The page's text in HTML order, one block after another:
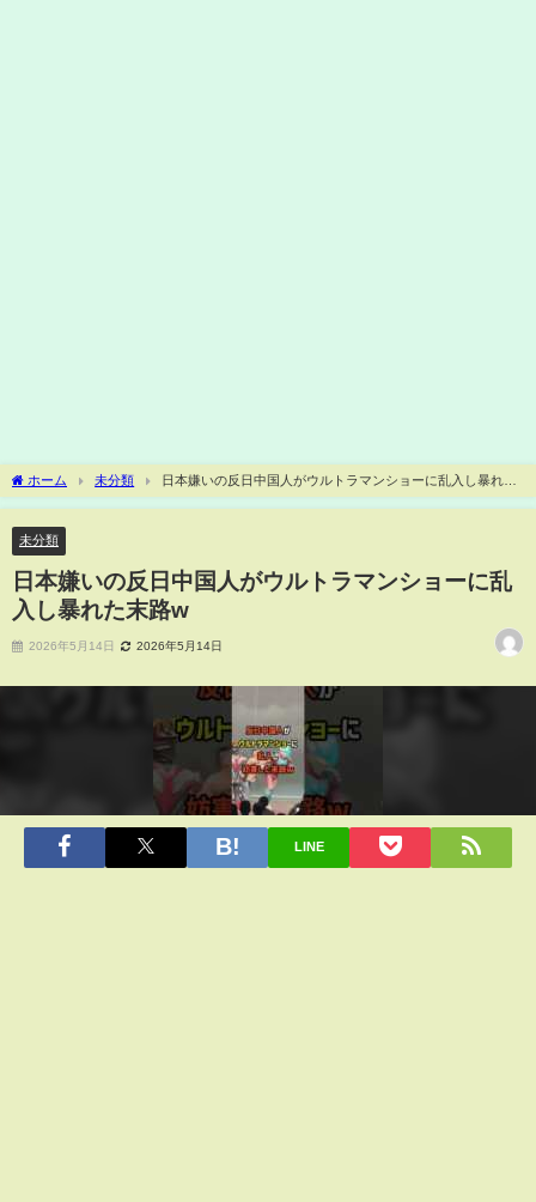
ホーム 未分類
日本嫌いの反日中国人がウルトラマンショーに乱入し暴れた
末路w
未分類
日本嫌いの反日中国人がウルトラマンショーに乱
入し暴れた末路w
2026年5月14日 2026年5月14日
LINE